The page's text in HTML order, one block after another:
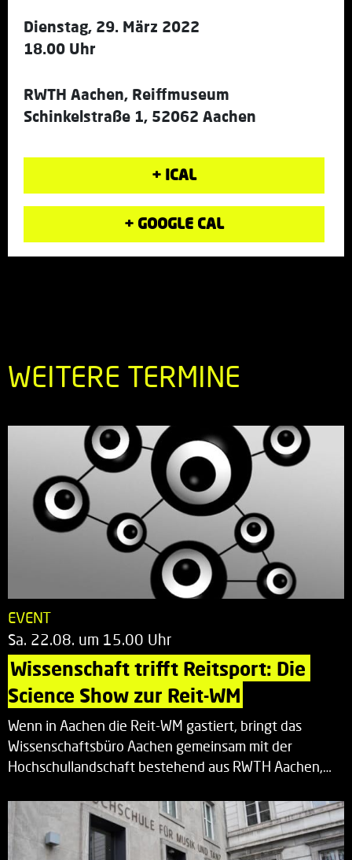
Dienstag, 29. März 2022
18.00 Uhr
RWTH Aachen, Reiffmuseum
Schinkelstraße 1, 52062 Aachen
+ ICAL
+ GOOGLE CAL
WEITERE TERMINE
EVENT
Sa. 22.08. um 15.00 Uhr
Wissenschaft trifft Reitsport: Die
Science Show zur Reit-WM
Wenn in Aachen die Reit-WM gastiert, bringt das
Wissenschaftsbüro Aachen gemeinsam mit der
Hochschullandschaft bestehend aus RWTH Aachen,…